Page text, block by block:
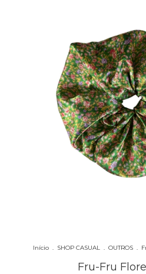
Início SHOP CASUAL OUTROS
Fru-Fru